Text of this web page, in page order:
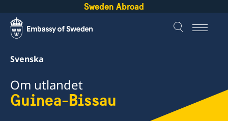
Sweden Abroad
Svenska
Om utlandet
Guinea-Bissau